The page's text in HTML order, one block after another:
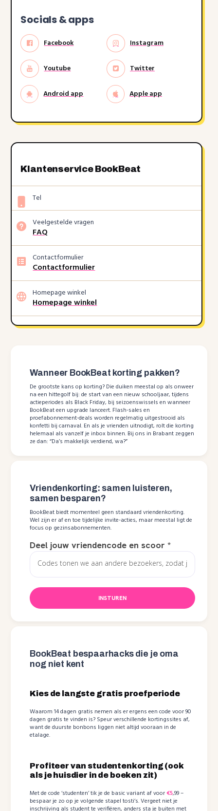
Socials & apps
Facebook Instagram
Youtube Twitter
Android app Apple app
Klantenservice BookBeat
Tel
Veelgestelde vragen
FAQ
Contactformulier
Contactformulier
Homepage winkel
Homepage winkel
Wanneer BookBeat korting pakken?
De grootste kans op korting? Die duiken meestal op als onweer
na een hittegolf bij: de start van een nieuw schooljaar, tijdens
actieperiodes als Black Friday, bij seizoenswissels en wanneer
BookBeat een upgrade lanceert. Flash-sales en
proefabonnement-deals worden regelmatig uitgestrooid als
konfetti bij carnaval. En als je vrienden uitnodigt, rolt die korting
helemaal als vanzelf je inbox binnen. Bij ons in Brabant zeggen
ze dan: “Da’s makkelijk verdiend, wa?”
Vriendenkorting: samen luisteren,
samen besparen?
BookBeat biedt momenteel geen standaard vriendenkorting.
Wel zijn er af en toe tijdelijke invite-acties, maar meestal ligt de
focus op gezinsabonnementen.
Deel jouw vriendencode en scoor*
INSTUREN
BookBeat bespaarhacks die je oma
nog niet kent
Kies de langste gratis proefperiode
Waarom 14 dagen gratis nemen als er ergens een code voor 90
dagen gratis te vinden is? Speur verschillende kortingssites af,
want de duurste bonbons liggen niet altijd vooraan in de
etalage.
Profiteer van studentenkorting (ook
als je huisdier in de boeken zit)
Met de code ‘studenten’ tik je de basic variant af voor€5,99 –
bespaar je zo op je volgende stapel tosti’s. Vergeet niet je
inschrijving als student te verifiëren, anders sta je buiten met